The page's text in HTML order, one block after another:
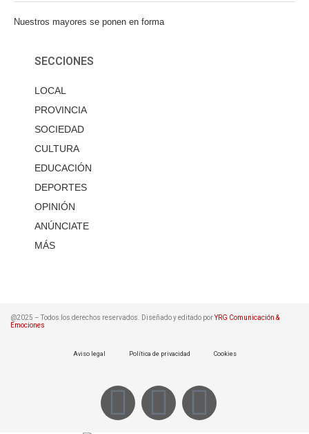
Nuestros mayores se ponen en forma
SECCIONES
LOCAL
PROVINCIA
SOCIEDAD
CULTURA
EDUCACIÓN
DEPORTES
OPINIÓN
ANÚNCIATE
MÁS
@2025 – Todos los derechos reservados. Diseñado y editado porYRG Comunicación &
Emociones
Aviso legal Política de privacidad Cookies